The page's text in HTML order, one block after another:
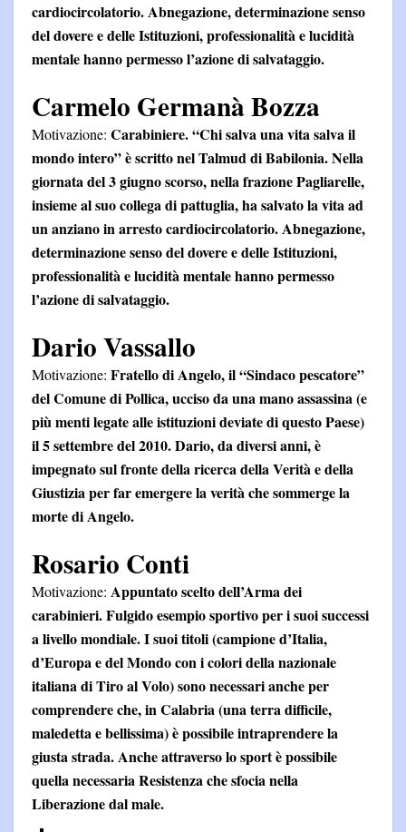
cardiocircolatorio. Abnegazione, determinazione senso
del dovere e delle Istituzioni, professionalità e lucidità
mentale hanno permesso l’azione di salvataggio.
Carmelo Germanà Bozza
Motivazione: Carabiniere. “Chi salva una vita salva il
mondo intero” è scritto nel Talmud di Babilonia. Nella
giornata del 3 giugno scorso, nella frazione Pagliarelle,
insieme al suo collega di pattuglia, ha salvato la vita ad
un anziano in arresto cardiocircolatorio. Abnegazione,
determinazione senso del dovere e delle Istituzioni,
professionalità e lucidità mentale hanno permesso
l’azione di salvataggio.
Dario Vassallo
Motivazione: Fratello di Angelo, il “Sindaco pescatore”
del Comune di Pollica, ucciso da una mano assassina (e
più menti legate alle istituzioni deviate di questo Paese)
il 5 settembre del 2010. Dario, da diversi anni, è
impegnato sul fronte della ricerca della Verità e della
Giustizia per far emergere la verità che sommerge la
morte di Angelo.
Rosario Conti
Motivazione: Appuntato scelto dell’Arma dei
carabinieri. Fulgido esempio sportivo per i suoi successi
a livello mondiale. I suoi titoli (campione d’Italia,
d’Europa e del Mondo con i colori della nazionale
italiana di Tiro al Volo) sono necessari anche per
comprendere che, in Calabria (una terra difficile,
maledetta e bellissima) è possibile intraprendere la
giusta strada. Anche attraverso lo sport è possibile
quella necessaria Resistenza che sfocia nella
Liberazione dal male.